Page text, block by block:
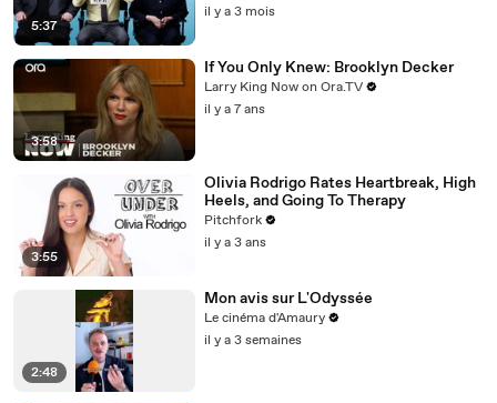
5:37
il y a 3 mois
3:58
If You Only Knew: Brooklyn Decker
Larry King Now on Ora.TV
il y a 7 ans
3:55
Olivia Rodrigo Rates Heartbreak, High
Heels, and Going To Therapy
Pitchfork
il y a 3 ans
2:48
Mon avis sur L'Odyssée
Le cinéma d'Amaury
il y a 3 semaines